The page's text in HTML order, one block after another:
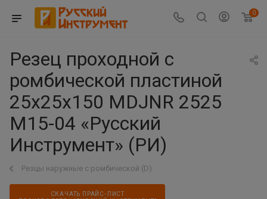
0
Резец проходной с
ромбической пластиной
25х25х150 MDJNR 2525
M15-04 «Русский
Инструмент» (РИ)
Резцы наружные с ромбической (D)
СКАЧАТЬ ПРАЙС-ЛИСТ